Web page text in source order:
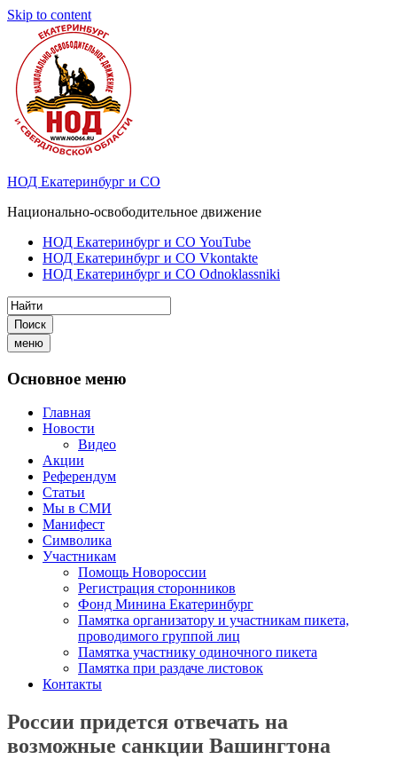
Skip to content
НОД Екатеринбург и СО
Национально-освободительное движение
НОД Екатеринбург и СО YouTube
НОД Екатеринбург и СО Vkontakte
НОД Екатеринбург и СО Odnoklassniki
Поиск
меню
Основное меню
Главная
Новости
Видео
Акции
Референдум
Статьи
Мы в СМИ
Манифест
Символика
Участникам
Помощь Новороссии
Регистрация сторонников
Фонд Минина Екатеринбург
Памятка организатору и участникам пикета,
проводимого группой лиц
Памятка участнику одиночного пикета
Памятка при раздаче листовок
Контакты
России придется отвечать на
возможные санкции Вашингтона